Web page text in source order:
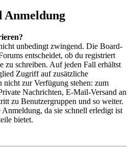
Anmeldung
unbedingt zwingend. Die Board-
entscheidet, ob du registriert
zu schreiben. Auf jeden Fall erhältst
Zugriff auf zusätzliche
nicht zur Verfügung stehen: zum
Nachrichten, E-Mail-Versand an
zu Benutzergruppen und so weiter.
da sie schnell erledigt ist
bietet.